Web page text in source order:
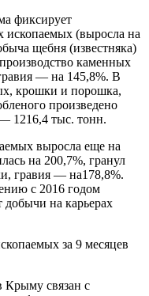
фиксирует
ископаемых (выросла на
щебня (известняка)
каменных
— на 145,8%. В
крошки и порошка,
произведено
1216,4 тыс. тонн.
выросла еще на
на 200,7%, гранул
гравия — на178,8%.
с 2016 годом
добычи на карьерах
за 9 месяцев
Крыму связан с